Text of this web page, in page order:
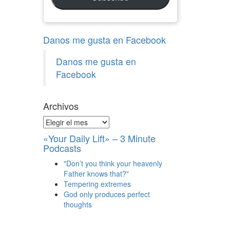
Danos me gusta en Facebook
Danos me gusta en
Facebook
Archivos
Archivos
«Your Daily Lift» – 3 Minute
Podcasts
"Don’t you think your heavenly
Father knows that?"
Tempering extremes
God only produces perfect
thoughts